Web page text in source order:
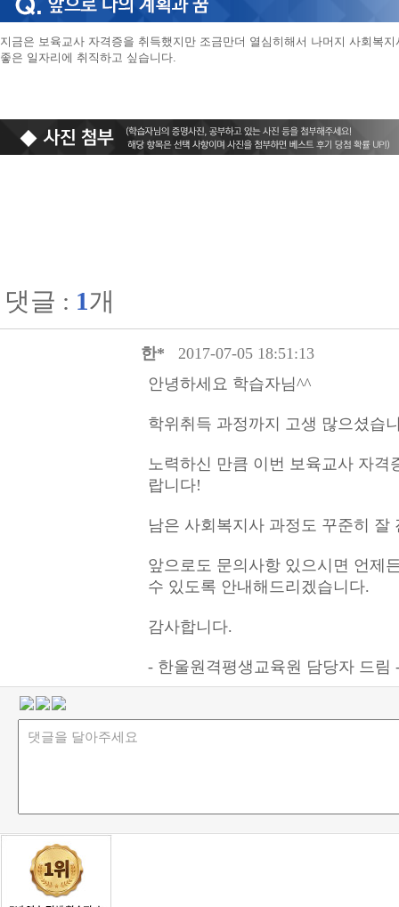
지금은 보육교사 자격증을 취득했지만 조금만더 열심히해서 나머지 사회복
좋은 일자리에 취직하고 싶습니다.
댓글 : 1개
한*
2017-07-05 18:51:13
안녕하세요 학습자님^^
학위취득 과정까지 고생 많으셨습
노력하신 만큼 이번 보육교사 자
랍니다!
남은 사회복지사 과정도 꾸준히 잘
앞으로도 문의사항 있으시면 언제
수 있도록 안내해드리겠습니다.
감사합니다.
- 한울원격평생교육원 담당자 드림